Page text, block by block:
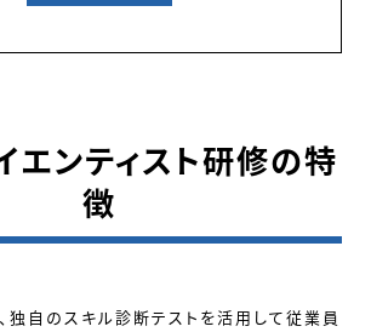
エンティスト研修の特
徴
自のスキル診断テストを活用して従業員